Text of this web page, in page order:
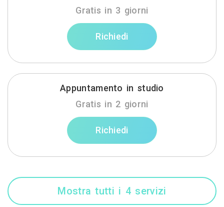
Gratis in 3 giorni
Richiedi
Appuntamento in studio
Gratis in 2 giorni
Richiedi
Mostra tutti i 4 servizi